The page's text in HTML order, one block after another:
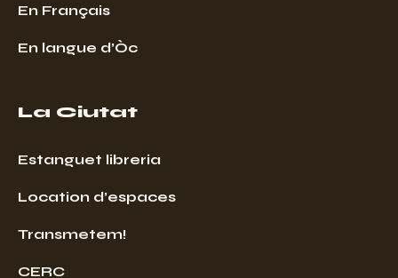
En Français
En langue d’Òc
La Ciutat
Estanguet libreria
Location d’espaces
Transmetem!
CERC